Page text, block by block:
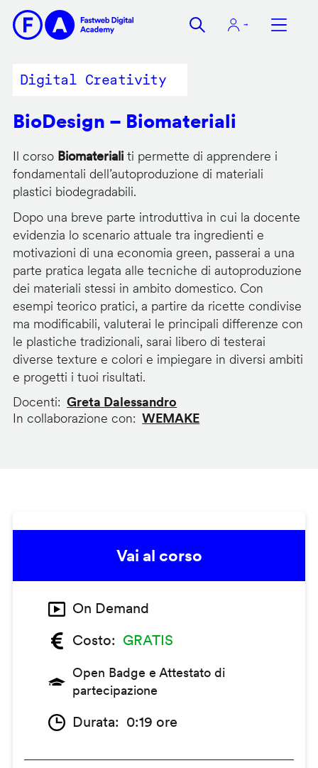
contenuto
Digital Creativity
BioDesign – Biomateriali
Il corso Biomaterialiti permette di apprendere i
fondamentali dell’autoproduzione di materiali
plastici biodegradabili.
Dopo una breve parte introduttiva in cui la docente
evidenzia lo scenario attuale tra ingredienti e
motivazioni di una economia green, passerai a una
parte pratica legata alle tecniche di autoproduzione
dei materiali stessi in ambito domestico. Con
esempi teorico pratici, a partire da ricette condivise
ma modificabili, valuterai le principali differenze con
le plastiche tradizionali, sarai libero di testerai
diverse texture e colori e impiegare in diversi ambiti
e progetti i tuoi risultati.
Docenti
Greta Dalessandro
In collaborazione con
WEMAKE
Vai al corso
On Demand
Costo
GRATIS
Open Badge e Attestato di
partecipazione
Durata 0:19 ore